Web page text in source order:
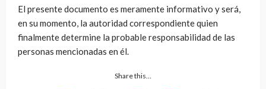
El presente documento es meramente informativo y será,
en su momento, la autoridad correspondiente quien
finalmente determine la probable responsabilidad de las
personas mencionadas en él.
Share this…